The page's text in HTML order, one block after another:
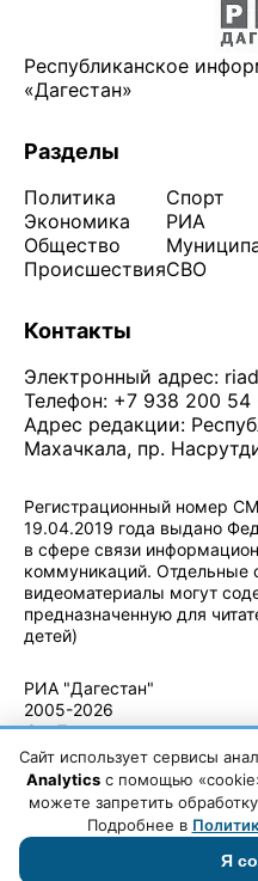
Республиканское
«Дагестан»
Разделы
Политика
Экономика
Общество
Происшествия
Спорт
РИА
СВО
Контакты
Электронный адрес:
Телефон: +7 938 200 54
Адрес редакции:
Махачкала, пр.
Регистрационный номер
19.04.2019 года выдано
в сфере связи
коммуникаций. Отдельные
видеоматериалы могут
предназначенную для
детей)
РИА "Дагестан"
2005-2026
© - Правила
использования
материалов.
Авторские
Сайт использует сервисы
Analytics с помощью
можете запретить
Подробнее в
Я